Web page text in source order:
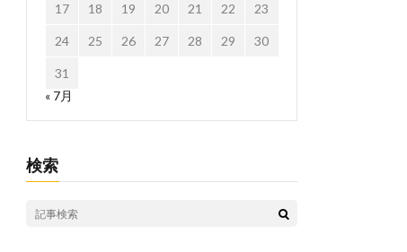
17 18 19 20 21 22 23
24 25 26 27 28 29 30
31
« 7月
検索